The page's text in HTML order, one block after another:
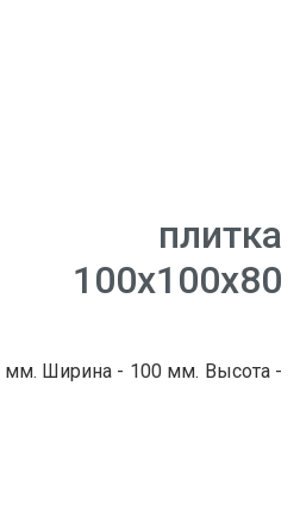
плитка
100х100х80
мм. Ширина - 100 мм. Высота -